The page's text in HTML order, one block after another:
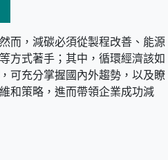
而，減碳必須從製程改善、能源
方式著手；其中，循環經濟該如
可充分掌握國內外趨勢，以及瞭
和策略，進而帶領企業成功減